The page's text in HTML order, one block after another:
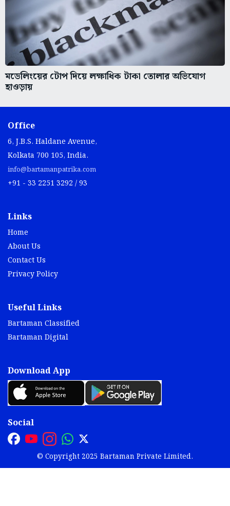
মডেলিংয়ের টোপ দিয়ে লক্ষাধিক টাকা তোলার অভিযোগ
হাওড়ায়
Office
6, J.B.S. Haldane Avenue,
Kolkata 700 105, India.
info@bartamanpatrika.com
+91 - 33 2251 3292 / 93
Links
Home
About Us
Contact Us
Privacy Policy
Useful Links
Bartaman Classified
Bartaman Digital
Download App
Social
© Copyright 2025 Bartaman Private Limited.